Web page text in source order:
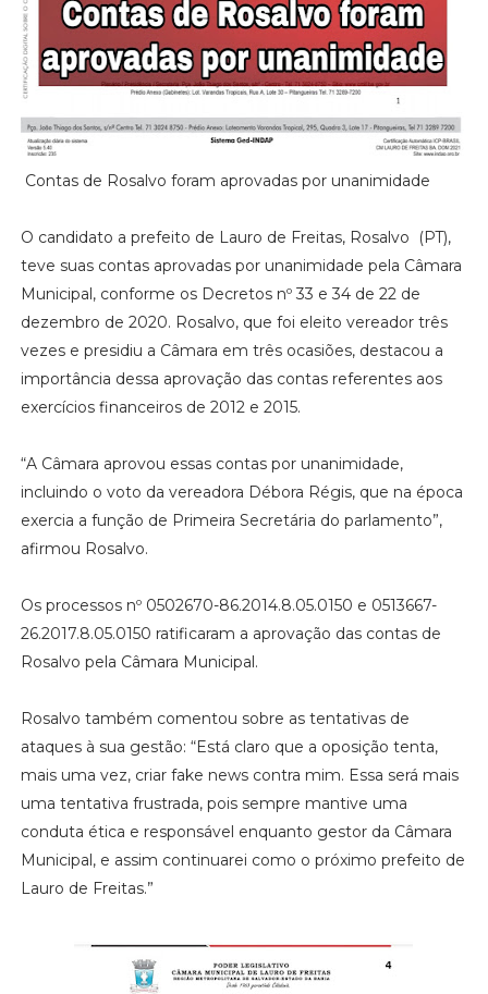
Contas de Rosalvo foram aprovadas por unanimidade
O candidato a prefeito de Lauro de Freitas, Rosalvo (PT),
teve suas contas aprovadas por unanimidade pela Câmara
Municipal, conforme os Decretos nº 33 e 34 de 22 de
dezembro de 2020. Rosalvo, que foi eleito vereador três
vezes e presidiu a Câmara em três ocasiões, destacou a
importância dessa aprovação das contas referentes aos
exercícios financeiros de 2012 e 2015.
“A Câmara aprovou essas contas por unanimidade,
incluindo o voto da vereadora Débora Régis, que na época
exercia a função de Primeira Secretária do parlamento”,
afirmou Rosalvo.
Os processos nº 0502670-86.2014.8.05.0150 e 0513667-
26.2017.8.05.0150 ratificaram a aprovação das contas de
Rosalvo pela Câmara Municipal.
Rosalvo também comentou sobre as tentativas de
ataques à sua gestão: “Está claro que a oposição tenta,
mais uma vez, criar fake news contra mim. Essa será mais
uma tentativa frustrada, pois sempre mantive uma
conduta ética e responsável enquanto gestor da Câmara
Municipal, e assim continuarei como o próximo prefeito de
Lauro de Freitas.”